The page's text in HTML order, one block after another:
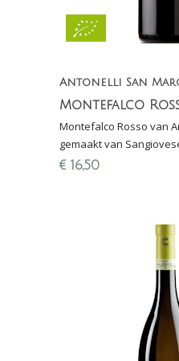
Antonelli San
Montefalco
Montefalco Rosso van
gemaakt van
Sagrantino en andere
€ 16,50